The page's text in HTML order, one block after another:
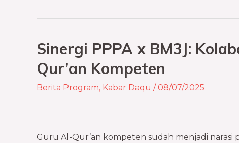
Sinergi PPPA x BM3J:
Qur’an Kompeten
Berita Program, Kabar Daqu /08/07/2025
Guru Al-Qur’an kompeten sudah menjadi
Sinergi
PPPA
x
BM3J:
Guru